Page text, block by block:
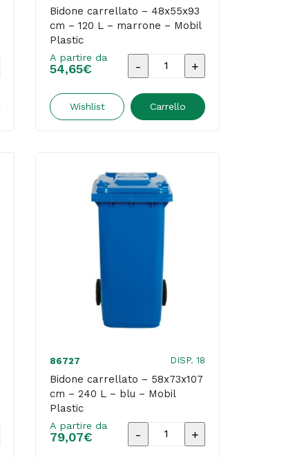
Bidone carrellato – 48x55x93
cm – 120 L – marrone – Mobil
Plastic
A partire da
54,65€
Bidone
-
120
L
marrone
Plastic
quantità
Wishlist Carrello
86727 DISP. 18
Bidone carrellato – 58x73x107
cm – 240 L – blu – Mobil
Plastic
A partire da
79,07€
Bidone